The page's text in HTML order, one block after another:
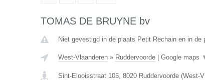
TOMAS DE BRUYNE bv
Niet gevestigd in de plaats Petit Rechain en in de
West-Vlaanderen» Ruddervoorde| Google maps
Sint-Elooisstraat 105, 8020 Ruddervoorde(West-